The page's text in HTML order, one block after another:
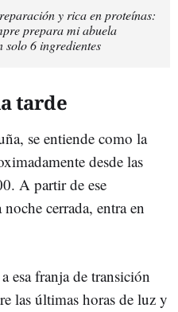
y rica en proteínas:
prepara mi abuela
solo 6 ingredientes
tarde
se entiende como la
desde las
A partir de ese
cerrada, entra en
esa franja de transición
las últimas horas de luz y